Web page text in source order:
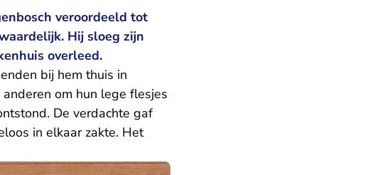
veroordeeld tot
Hij sloeg zijn
overleed.
bij hem thuis in
om hun lege flesjes
De verdachte gaf
in elkaar zakte. Het